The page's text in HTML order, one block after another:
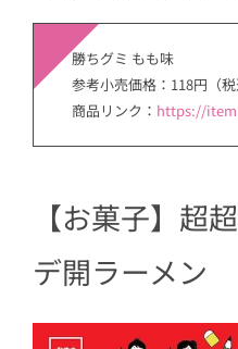
勝ちグミ もも味
参考小売価格：118円（税
商品リンク： https://
【お菓子】超
デ開ラーメン